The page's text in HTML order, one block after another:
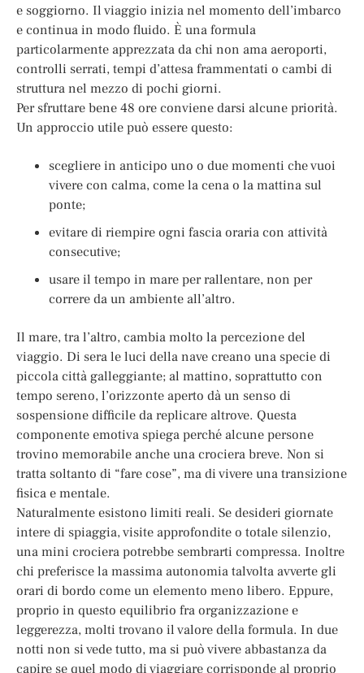
e soggiorno. Il viaggio inizia nel momento dell’imbarco
e continua in modo fluido. È una formula
particolarmente apprezzata da chi non ama aeroporti,
controlli serrati, tempi d’attesa frammentati o cambi di
struttura nel mezzo di pochi giorni.
Per sfruttare bene 48 ore conviene darsi alcune priorità.
Un approccio utile può essere questo:
scegliere in anticipo uno o due momenti che vuoi
vivere con calma, come la cena o la mattina sul
ponte;
evitare di riempire ogni fascia oraria con attività
consecutive;
usare il tempo in mare per rallentare, non per
correre da un ambiente all’altro.
Il mare, tra l’altro, cambia molto la percezione del
viaggio. Di sera le luci della nave creano una specie di
piccola città galleggiante; al mattino, soprattutto con
tempo sereno, l’orizzonte aperto dà un senso di
sospensione difficile da replicare altrove. Questa
componente emotiva spiega perché alcune persone
trovino memorabile anche una crociera breve. Non si
tratta soltanto di “fare cose”, ma di vivere una transizione
fisica e mentale.
Naturalmente esistono limiti reali. Se desideri giornate
intere di spiaggia, visite approfondite o totale silenzio,
una mini crociera potrebbe sembrarti compressa. Inoltre
chi preferisce la massima autonomia talvolta avverte gli
orari di bordo come un elemento meno libero. Eppure,
proprio in questo equilibrio fra organizzazione e
leggerezza, molti trovano il valore della formula. In due
notti non si vede tutto, ma si può vivere abbastanza da
capire se quel modo di viaggiare corrisponde al proprio